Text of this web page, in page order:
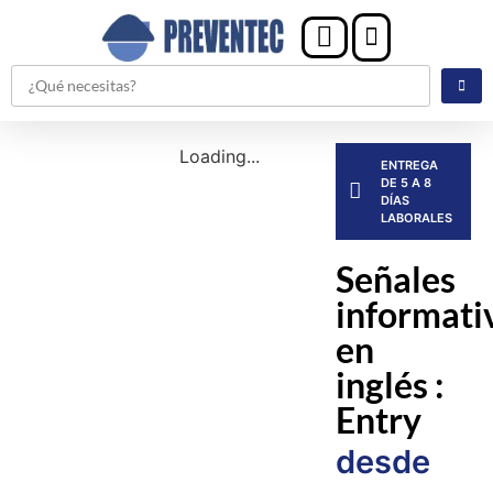
Loading...
ENTREGA
DE 5 A 8
DÍAS
LABORALES
Señales
en
inglés :
Entry
desde